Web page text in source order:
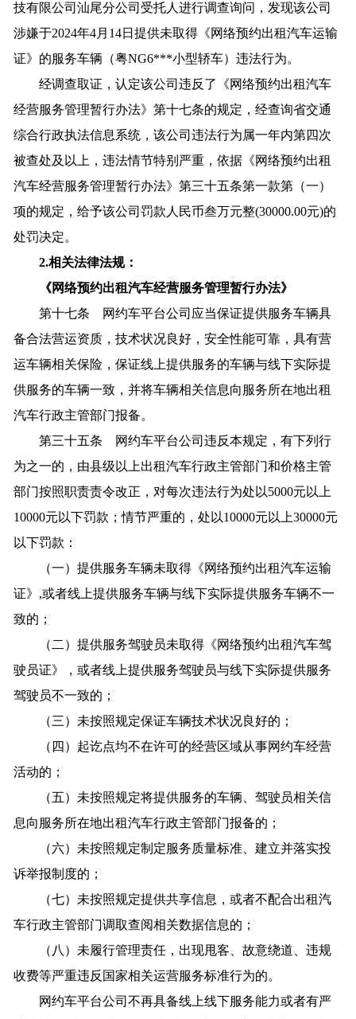
技有限公司汕尾分公司受托人进行调查询问，发现该公司
涉嫌于2024年4月14日提供未取得《网络预约出租汽车运输
证》的服务车辆（粤NG6***小型轿车）违法行为。
经调查取证，认定该公司违反了《网络预约出租汽车
经营服务管理暂行办法》第十七条的规定，经查询省交通
综合行政执法信息系统，该公司违法行为属一年内第四次
被查处及以上，违法情节特别严重，依据《网络预约出租
汽车经营服务管理暂行办法》第三十五条第一款第（一）
项的规定，给予该公司罚款人民币叁万元整(30000.00元)的
处罚决定。
2.相关法律法规：
《网络预约出租汽车经营服务管理暂行办法》
第十七条 网约车平台公司应当保证提供服务车辆具
备合法营运资质，技术状况良好，安全性能可靠，具有营
运车辆相关保险，保证线上提供服务的车辆与线下实际提
供服务的车辆一致，并将车辆相关信息向服务所在地出租
汽车行政主管部门报备。
第三十五条 网约车平台公司违反本规定，有下列行
为之一的，由县级以上出租汽车行政主管部门和价格主管
部门按照职责责令改正，对每次违法行为处以5000元以上
10000元以下罚款；情节严重的，处以10000元以上30000元
以下罚款：
（一）提供服务车辆未取得《网络预约出租汽车运输
证》,或者线上提供服务车辆与线下实际提供服务车辆不一
致的；
（二）提供服务驾驶员未取得《网络预约出租汽车驾
驶员证》，或者线上提供服务驾驶员与线下实际提供服务
驾驶员不一致的；
（三）未按照规定保证车辆技术状况良好的；
（四）起讫点均不在许可的经营区域从事网约车经营
活动的；
（五）未按照规定将提供服务的车辆、驾驶员相关信
息向服务所在地出租汽车行政主管部门报备的；
（六）未按照规定制定服务质量标准、建立并落实投
诉举报制度的；
（七）未按照规定提供共享信息，或者不配合出租汽
车行政主管部门调取查阅相关数据信息的；
（八）未履行管理责任，出现甩客、故意绕道、违规
收费等严重违反国家相关运营服务标准行为的。
网约车平台公司不再具备线上线下服务能力或者有严